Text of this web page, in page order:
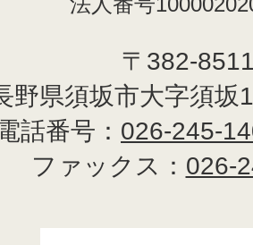
〒382-
野県須坂市大字須坂
話番号： 026-245-
ファックス： 026-